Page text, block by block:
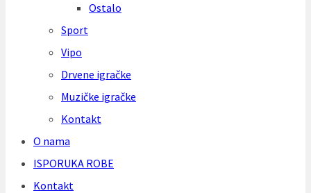
Ostalo
Sport
Vipo
Drvene igračke
Muzičke igračke
Kontakt
O nama
ISPORUKA ROBE
Kontakt